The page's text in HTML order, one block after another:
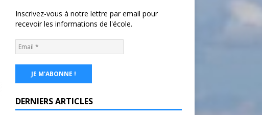
Inscrivez-vous à notre lettre par email pour
recevoir les informations de l'école.
DERNIERS ARTICLES